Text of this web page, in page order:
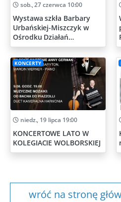
sob., 27 czerwca 10:00
Wystawa szkła Barbary
Urbańskiej-Miszczyk w
Ośrodku Działań
Artystycznych
KONCERTY
niedz., 19 lipca 19:00
KONCERTOWE LATO W
KOLEGIACIE WOLBORSKIEJ
wróć na stronę